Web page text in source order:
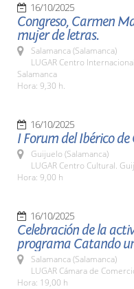
16/10/2025
Congreso, Carmen
mujer de letras.
Salamanca (Salamanca)
LUGAR Centro
Salamanca
Hora: 9,30 h.
16/10/2025
I Forum del Ibérico de
Guijuelo (Salamanca)
LUGAR Centro Cultural.
Hora: 9,00 h
16/10/2025
Celebración de la
programa Catando
Salamanca (Salamanca)
LUGAR Cámara de
Hora: 19,00 h